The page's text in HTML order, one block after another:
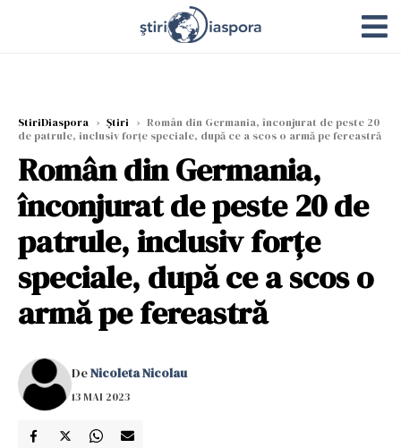
StiriDiaspora › Știri › Român din Germania, înconjurat de peste 20
de patrule, inclusiv forțe speciale, după ce a scos o armă pe fereastră
Român din Germania,
înconjurat de peste 20 de
patrule, inclusiv forțe
speciale, după ce a scos o
armă pe fereastră
DeNicoleta Nicolau
13 MAI 2023